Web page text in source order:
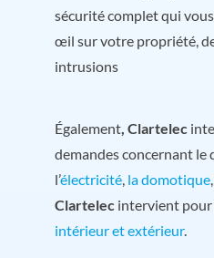
sécurité complet qui
œil sur votre propriété,
intrusions
Également, Clartelec
demandes concernant le
l’électricité, la domotique,
Clartelecintervient
intérieur et extérieur.